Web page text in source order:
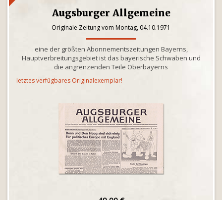
Augsburger Allgemeine
Originale Zeitung vom Montag, 04.10.1971
eine der größten Abonnementszeitungen Bayerns,
Hauptverbreitungsgebiet ist das bayerische Schwaben und
die angrenzenden Teile Oberbayerns
letztes verfügbares Originalexemplar!